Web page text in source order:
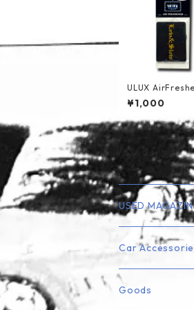
ULUX
ol.4
¥1,000
USED
Lowrider
Truck
Car
エアフレッシュ
Goods